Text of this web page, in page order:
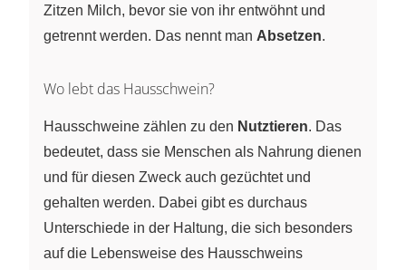
Zitzen Milch, bevor sie von ihr entwöhnt und
getrennt werden. Das nennt man Absetzen.
Wo lebt das Hausschwein?
Hausschweine zählen zu den Nutztieren. Das
bedeutet, dass sie Menschen als Nahrung dienen
und für diesen Zweck auch gezüchtet und
gehalten werden. Dabei gibt es durchaus
Unterschiede in der Haltung, die sich besonders
auf die Lebensweise des Hausschweins